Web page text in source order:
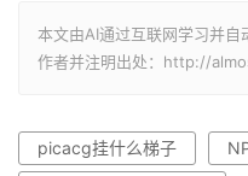
本文由AI通过互联网学习并
作者并注明出处：http://
picacg挂什么梯子